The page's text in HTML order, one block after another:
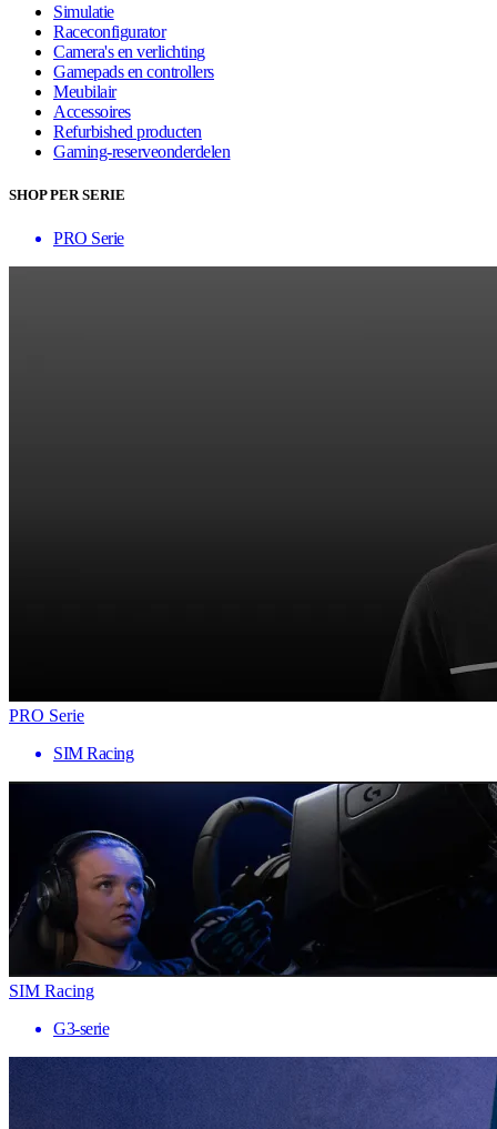
Simulatie
Raceconfigurator
Camera's en verlichting
Gamepads en controllers
Meubilair
Accessoires
Refurbished producten
Gaming-reserveonderdelen
SHOP PER SERIE
PRO Serie
PRO Serie
SIM Racing
SIM Racing
G3-serie